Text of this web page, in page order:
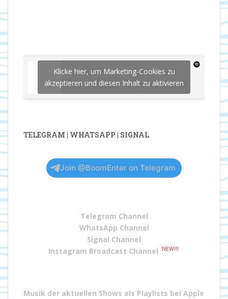
Klicke hier, um Marketing-Cookies zu
akzeptieren und diesen Inhalt zu aktivieren
TELEGRAM | WHATSAPP | SIGNAL
Join @BoomEnter on Telegram
Telegram Channel
WhatsApp Channel
Signal Channel
Instagram Broadcast Channel
NEW!!!
Musik der aktuellen Shows als Playlists bei Apple